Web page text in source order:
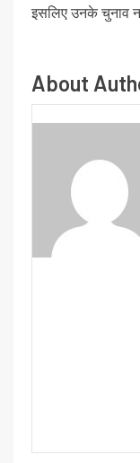
इसलिए उनके चुनाव
About